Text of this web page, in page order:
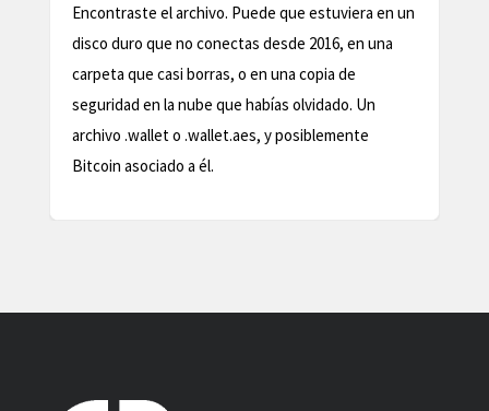
estuviera en un
2016, en una
copia de
olvidado. Un
con nuestra completa guía de solución de
problemas. Aprende a acceder a tus
a proteger tu identidad digital.